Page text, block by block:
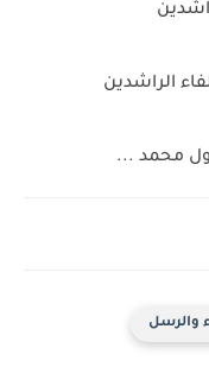
الراشدين
محمد ...
والرسل